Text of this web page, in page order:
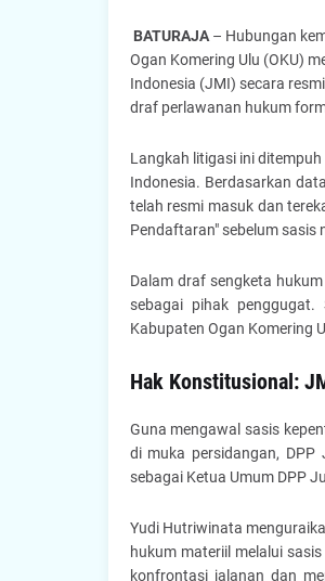
BATURAJA– Hubungan
Ogan Komering Ulu (OKU)
Indonesia (JMI) secara
draf perlawanan hukum
Langkah litigasi ini
Indonesia. Berdasarkan
telah resmi masuk dan
Pendaftaran" sebelum sasis
Dalam draf sengketa
sebagai pihak
Kabupaten Ogan Komering
Hak Konstitusional:
Guna mengawal sasis
di muka persidangan,
sebagai Ketua Umum DPP
Yudi Hutriwinata
hukum materiil melalui
konfrontasi jalanan dan